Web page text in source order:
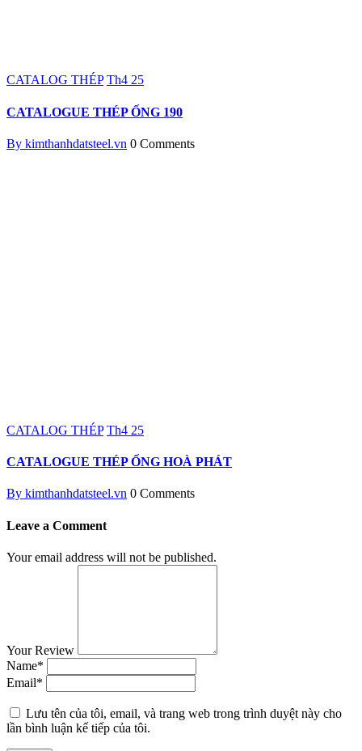
CATALOG THÉP Th4 25
CATALOGUE THÉP ỐNG 190
By kimthanhdatsteel.vn 0 Comments
CATALOG THÉP Th4 25
CATALOGUE THÉP ỐNG HOÀ PHÁT
By kimthanhdatsteel.vn 0 Comments
Leave a Comment
Your email address will not be published.
Your Review
Name*
Email*
Lưu tên của tôi, email, và trang web trong trình duyệt này cho
lần bình luận kế tiếp của tôi.